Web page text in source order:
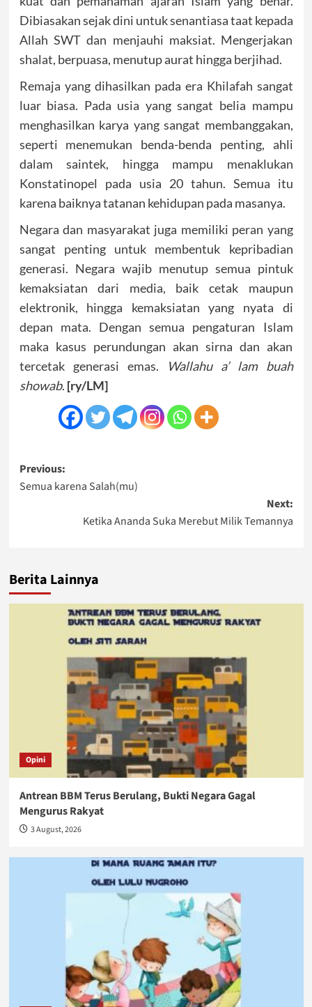
Dibiasakan sejak dini untuk senantiasa taat kepada
Allah SWT dan menjauhi maksiat. Mengerjakan
shalat, berpuasa, menutup aurat hingga berjihad.
Remaja yang dihasilkan pada era Khilafah sangat
luar biasa. Pada usia yang sangat belia mampu
menghasilkan karya yang sangat membanggakan,
seperti menemukan benda-benda penting, ahli
dalam saintek, hingga mampu menaklukan
Konstatinopel pada usia 20 tahun. Semua itu
karena baiknya tatanan kehidupan pada masanya.
Negara dan masyarakat juga memiliki peran yang
sangat penting untuk membentuk kepribadian
generasi. Negara wajib menutup semua pintuk
kemaksiatan dari media, baik cetak maupun
elektronik, hingga kemaksiatan yang nyata di
depan mata. Dengan semua pengaturan Islam
maka kasus perundungan akan sirna dan akan
tercetak generasi emas.
Wallahu a’ lam buah
showab. [ry/LM]
Post
navigation
Previous:
Semua karena Salah(mu)
Next:
Ketika Ananda Suka Merebut Milik Temannya
Berita Lainnya
Opini
Antrean BBM Terus Berulang, Bukti Negara Gagal
Mengurus Rakyat
3 August, 2026